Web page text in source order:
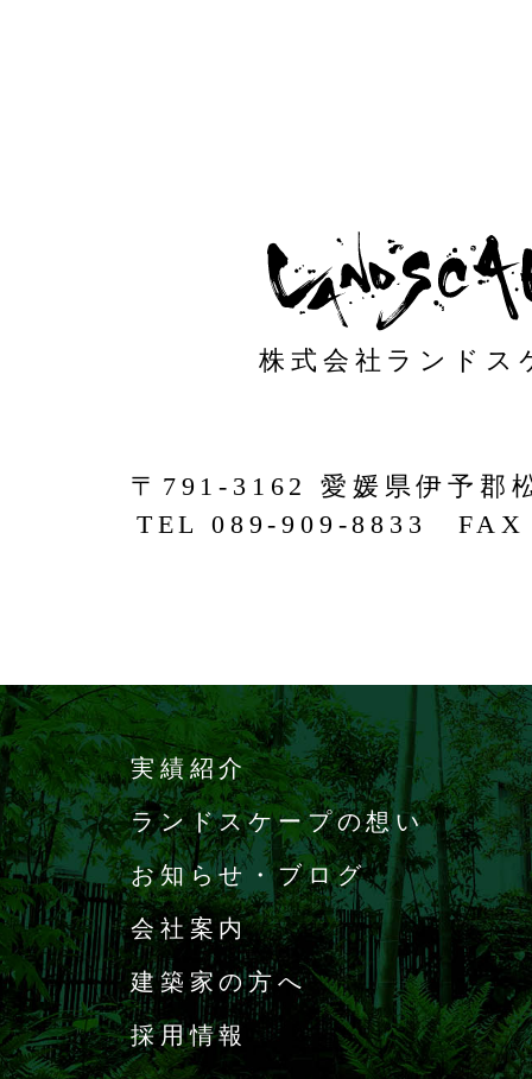
〒791-3162 愛媛県伊予郡
TEL 089-909-8833 FAX
株式会社ランドス
実績紹介
ランドスケープの想い
お知らせ・ブログ
会社案内
建築家の方へ
採用情報